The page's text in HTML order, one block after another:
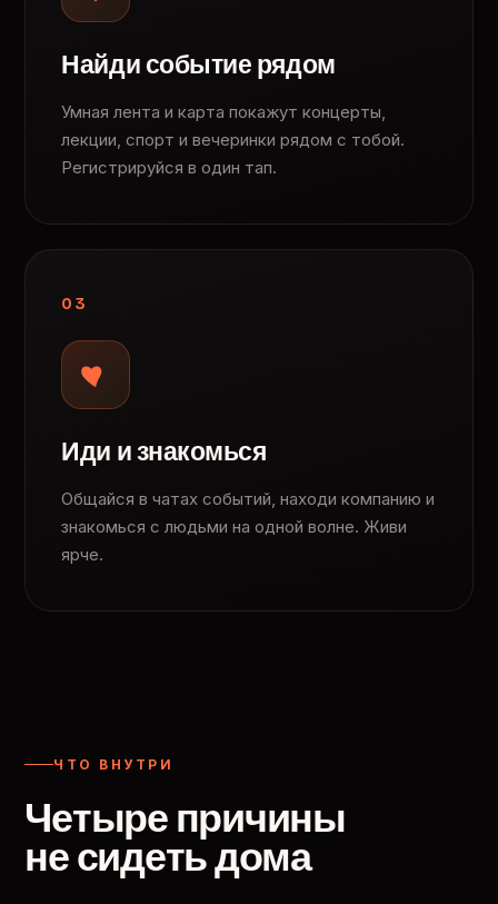
Найди событие рядом
Умная лента и карта покажут концерты,
лекции, спорт и вечеринки рядом с тобой.
Регистрируйся в один тап.
03
Иди и знакомься
Общайся в чатах событий, находи компанию и
знакомься с людьми на одной волне. Живи
ярче.
ЧТО ВНУТРИ
Четыре причины
не сидеть дома